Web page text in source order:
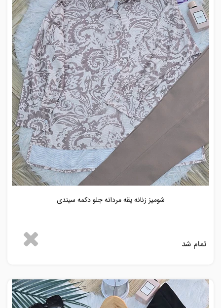
شومیز زنانه یقه مردانه جلو دکمه سیندی
تمام شد